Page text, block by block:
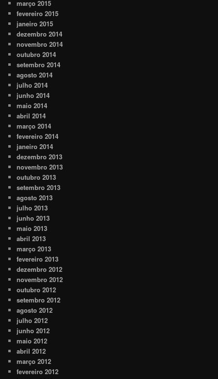
março 2015
fevereiro 2015
janeiro 2015
dezembro 2014
novembro 2014
outubro 2014
setembro 2014
agosto 2014
julho 2014
junho 2014
maio 2014
abril 2014
março 2014
fevereiro 2014
janeiro 2014
dezembro 2013
novembro 2013
outubro 2013
setembro 2013
agosto 2013
julho 2013
junho 2013
maio 2013
abril 2013
março 2013
fevereiro 2013
dezembro 2012
novembro 2012
outubro 2012
setembro 2012
agosto 2012
julho 2012
junho 2012
maio 2012
abril 2012
março 2012
fevereiro 2012